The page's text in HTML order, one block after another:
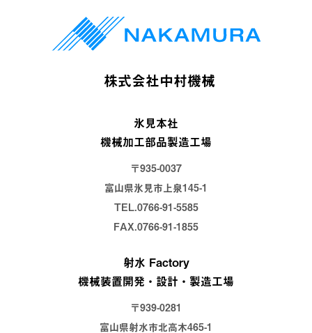
株式会社中村機械
氷見本社
機械加工部品製造工場
〒935-0037
富山県氷見市上泉145-1
TEL.0766-91-5585
FAX.0766-91-1855
射水 Factory
機械装置開発・設計・製造工場
〒939-0281
富山県射水市北高木465-1